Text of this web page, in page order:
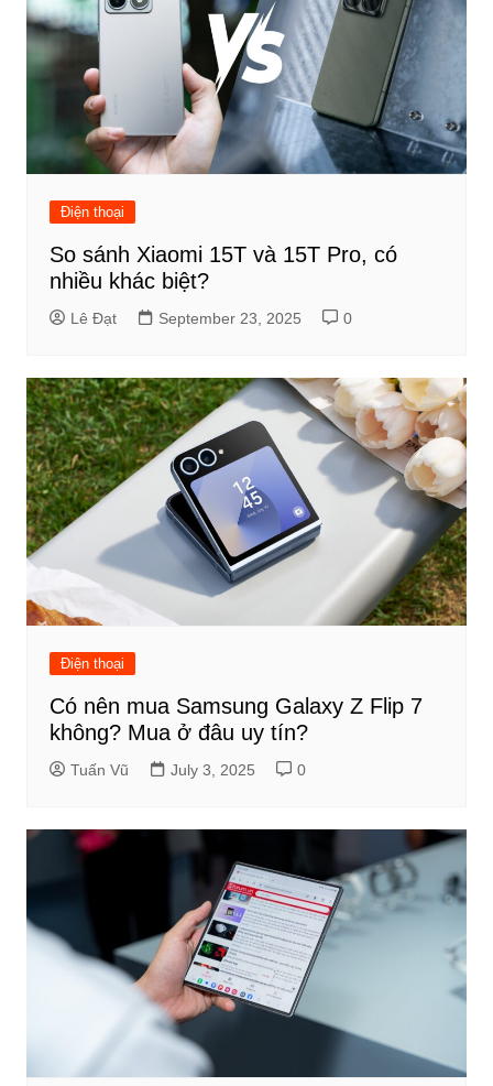
Điện thoại
So sánh Xiaomi 15T và 15T Pro, có
nhiều khác biệt?
Lê Đạt September 23, 2025 0
Điện thoại
Có nên mua Samsung Galaxy Z Flip 7
không? Mua ở đâu uy tín?
Tuấn Vũ July 3, 2025 0